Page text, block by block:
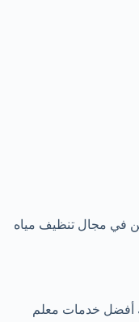
في مجال تنظيف مياه
أفضل خدمات معلم